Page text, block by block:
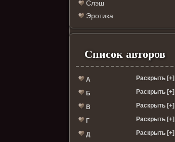
Слэш
Эротика
Список авторов
А Раскрыть [+]
Б Раскрыть [+]
В Раскрыть [+]
Г Раскрыть [+]
Д Раскрыть [+]